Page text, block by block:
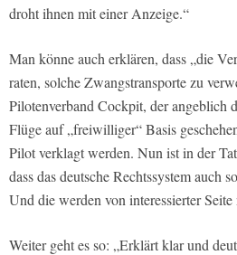
droht ihnen mit einer Anzeige.“
Man könne auch erklären, dass „die
raten, solche Zwangstransporte zu
Pilotenverband Cockpit, der angeblich
Flüge auf „freiwilliger“ Basis
Pilot verklagt werden. Nun ist in der
dass das deutsche Rechtssystem auch
Und die werden von interessierter
Weiter geht es so: „Erklärt klar und